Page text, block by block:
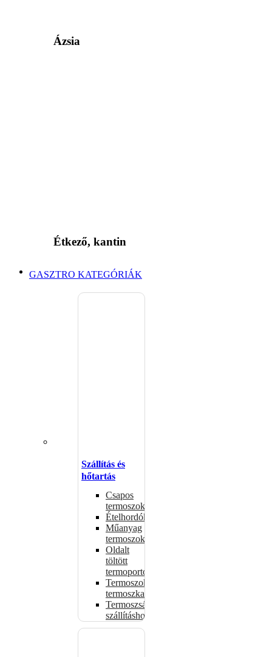
Ázsia
Étkező, kantin
GASZTRO KATEGÓRIÁK
Szállítás és
hőtartás
Csapos
termoszok
Ételhordók
Műanyag
termoszok
Oldalt
töltött
termoportok
Termoszok,
termoszkannák
Termoszsákok
szállításhoz